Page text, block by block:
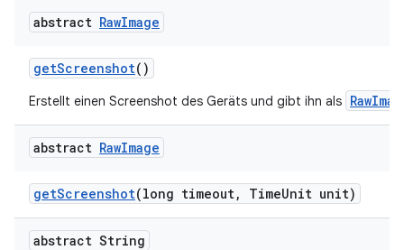
abstract RawImage
getScreenshot()
Erstellt einen Screenshot des Geräts und gibt ihn als
abstract RawImage
getScreenshot(long timeout, TimeUnit unit)
abstract String